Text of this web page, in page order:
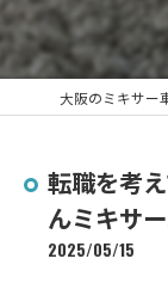
転職を考
んミキサ
2025/05/15